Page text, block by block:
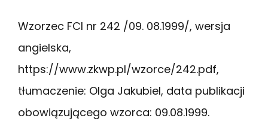
Wzorzec FCI nr 242 /09. 08.1999/, wersja
angielska,
https://www.zkwp.pl/wzorce/242.pdf,
tłumaczenie: Olga Jakubiel, data publikacji
obowiązującego wzorca: 09.08.1999.